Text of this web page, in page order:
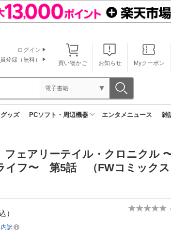
買い物かご お知らせ Myクーポン
ログイン
登録（無料）
電子書籍
グッズ PCソフト・周辺機器 エンタメニュース 雑
フェアリーテイル・クロニクル
イフ〜 第5話 （FWコミック
）
内訳